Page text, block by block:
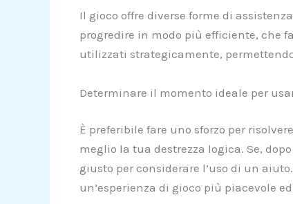
Il gioco offre diverse forme di
progredire in modo più efficiente, che
utilizzati strategicamente,
Determinare il momento ideale per
È preferibile fare uno sforzo per
meglio la tua destrezza logica. Se,
giusto per considerare l’uso di un
un’esperienza di gioco più piacevole